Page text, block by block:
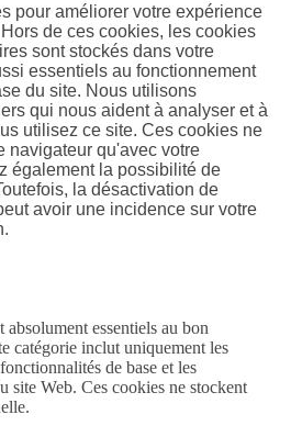
pour améliorer votre expérience
de ces cookies, les cookies
sont stockés dans votre
essentiels au fonctionnement
du site. Nous utilisons
qui nous aident à analyser et à
utilisez ce site. Ces cookies ne
navigateur qu'avec votre
également la possibilité de
la désactivation de
avoir une incidence sur votre
absolument essentiels au bon
catégorie inclut uniquement les
de base et les
site Web. Ces cookies ne stockent